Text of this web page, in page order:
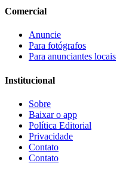
Comercial
Anuncie
Para fotógrafos
Para anunciantes locais
Institucional
Sobre
Baixar o app
Política Editorial
Privacidade
Contato
Contato